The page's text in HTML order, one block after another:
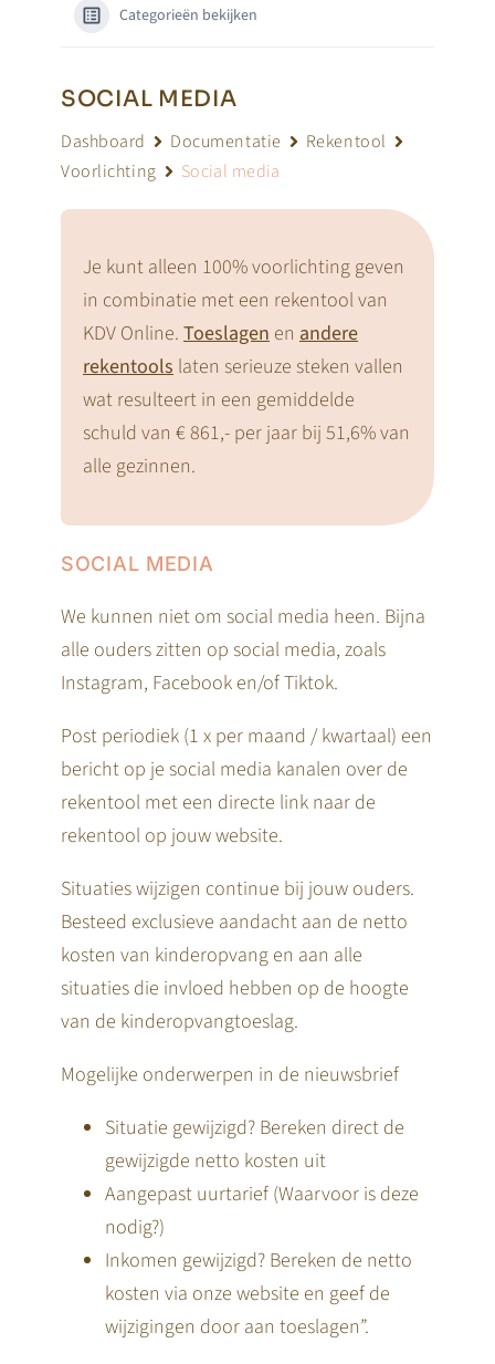
Categorieën bekijken
SOCIAL MEDIA
Dashboard Documentatie
Rekentool
Voorlichting
Social media
Je kunt alleen 100% voorlichting geven
in combinatie met een rekentool van
KDV Online. Toeslagen en andere
rekentools laten serieuze steken vallen
wat resulteert in een gemiddelde
schuld van € 861,- per jaar bij 51,6% van
alle gezinnen.
SOCIAL MEDIA
We kunnen niet om social media heen. Bijna
alle ouders zitten op social media, zoals
Instagram, Facebook en/of Tiktok.
Post periodiek (1 x per maand / kwartaal) een
bericht op je social media kanalen over de
rekentool met een directe link naar de
rekentool op jouw website.
Situaties wijzigen continue bij jouw ouders.
Besteed exclusieve aandacht aan de netto
kosten van kinderopvang en aan alle
situaties die invloed hebben op de hoogte
van de kinderopvangtoeslag.
Mogelijke onderwerpen in de nieuwsbrief
Situatie gewijzigd? Bereken direct de
gewijzigde netto kosten uit
Aangepast uurtarief (Waarvoor is deze
nodig?)
Inkomen gewijzigd? Bereken de netto
kosten via onze website en geef de
wijzigingen door aan toeslagen”.